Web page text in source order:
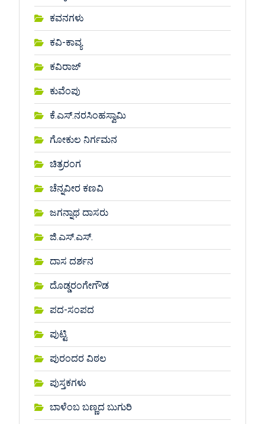
ಕವನಗಳು
ಕವಿ-ಕಾವ್ಯ
ಕವಿರಾಜ್
ಕುವೆಂಪು
ಕೆ.ಎಸ್.ನರಸಿಂಹಸ್ವಾಮಿ
ಗೋಕುಲ ನಿರ್ಗಮನ
ಚಿತ್ರರಂಗ
ಚೆನ್ನವೀರ ಕಣವಿ
ಜಗನ್ನಾಥ ದಾಸರು
ಜಿ.ಎಸ್.ಎಸ್.
ದಾಸ ದರ್ಶನ
ದೊಡ್ಡರಂಗೇಗೌಡ
ಪದ-ಸಂಪದ
ಪುಟ್ಟಿ
ಪುರಂದರ ವಿಠಲ
ಪುಸ್ತಕಗಳು
ಬಾಳೆಂಬ ಬಣ್ಣದ ಬುಗುರಿ